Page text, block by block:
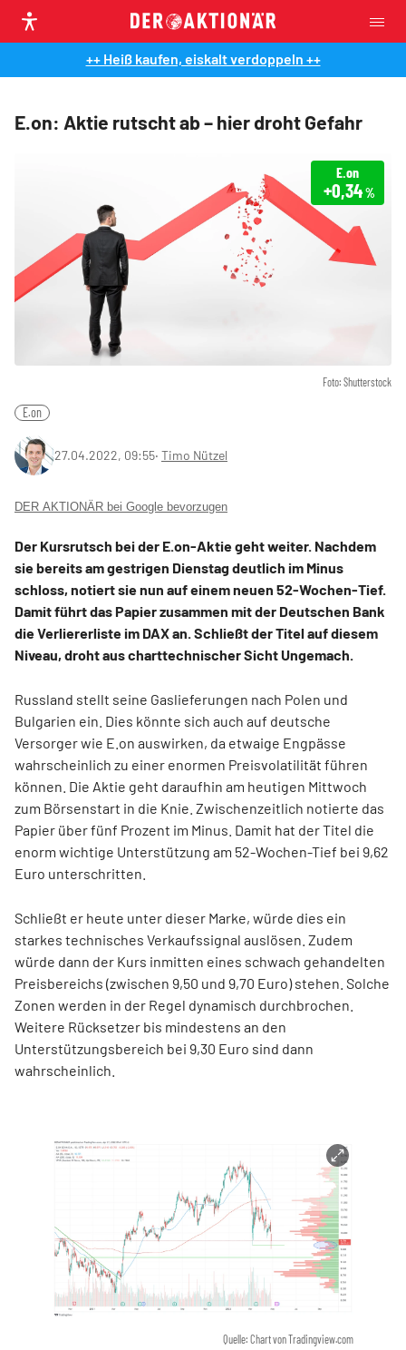
++ Heiß kaufen, eiskalt verdoppeln ++
E.on: Aktie rutscht ab – hier droht Gefahr
Foto: Shutterstock
E.on
+0,34%
E.on
27.04.2022, 09:55‧ Timo Nützel
DER AKTIONÄR bei Google bevorzugen
Der Kursrutsch bei der E.on-Aktie geht weiter. Nachdem
sie bereits am gestrigen Dienstag deutlich im Minus
schloss, notiert sie nun auf einem neuen 52-Wochen-Tief.
Damit führt das Papier zusammen mit der Deutschen Bank
die Verliererliste im DAX an. Schließt der Titel auf diesem
Niveau, droht aus charttechnischer Sicht Ungemach.
Russland stellt seine Gaslieferungen nach Polen und
Bulgarien ein. Dies könnte sich auch auf deutsche
Versorger wie E.on auswirken, da etwaige Engpässe
wahrscheinlich zu einer enormen Preisvolatilität führen
können. Die Aktie geht daraufhin am heutigen Mittwoch
zum Börsenstart in die Knie. Zwischenzeitlich notierte das
Papier über fünf Prozent im Minus. Damit hat der Titel die
enorm wichtige Unterstützung am 52-Wochen-Tief bei 9,62
Euro unterschritten.
Schließt er heute unter dieser Marke, würde dies ein
starkes technisches Verkaufssignal auslösen. Zudem
würde dann der Kurs inmitten eines schwach gehandelten
Preisbereichs (zwischen 9,50 und 9,70 Euro) stehen. Solche
Zonen werden in der Regel dynamisch durchbrochen.
Weitere Rücksetzer bis mindestens an den
Unterstützungsbereich bei 9,30 Euro sind dann
wahrscheinlich.
Quelle: Chart von Tradingview.com